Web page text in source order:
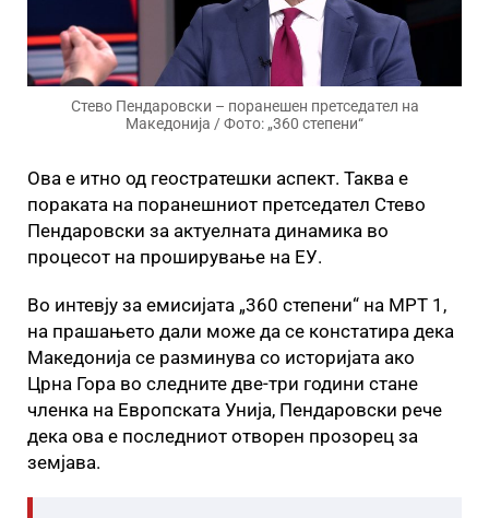
Стево Пендаровски – поранешен претседател на
Македонија / Фото: „360 степени“
Ова е итно од геостратешки аспект. Таква е
пораката на поранешниот претседател Стево
Пендаровски за актуелната динамика во
процесот на проширување на ЕУ.
Во интевју за емисијата „360 степени“ на МРТ 1,
на прашањето дали може да се констатира дека
Македонија се разминува со историјата ако
Црна Гора во следните две-три години стане
членка на Европската Унија, Пендаровски рече
дека ова е последниот отворен прозорец за
земјава.